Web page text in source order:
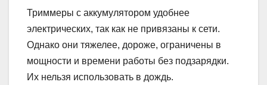
Триммеры с аккумулятором удобнее
электрических, так как не привязаны к сети.
Однако они тяжелее, дороже, ограничены в
мощности и времени работы без подзарядки.
Их нельзя использовать в дождь.